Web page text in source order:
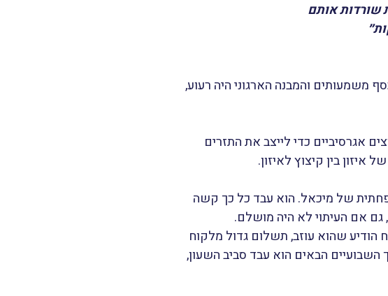
שורדות אותם
משמעותים והמבנה הארגוני היה רעוע,
אגרסיביים כדי לייצב את התזרים
בין קיצוץ לאיזון.
של מיכאל. הוא עבד כל כך קשה
גם אם העיתוי לא היה מושלם.
הודיע שהוא עוזב, תשלום גדול מלקוח
הבאים הוא עבד סביב השעון,